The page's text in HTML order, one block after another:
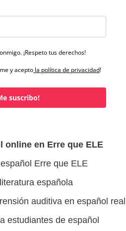
¡Respeto tus derechos!
y acepto la política de privacidad!
suscribo!
online en Erre que ELE
Erre que ELE
española
auditiva en español real
estudiantes de español